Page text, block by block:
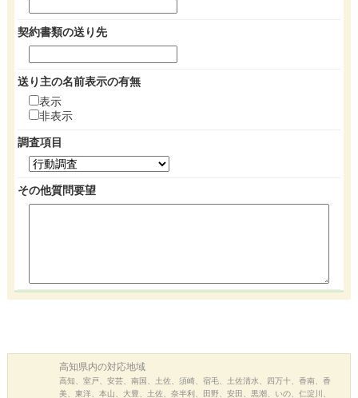
契約書類の送り先
送り主の名前表示の有無
表示
非表示
調査項目
その他質問要望
高知県内の対応地域
高知、室戸、安芸、南国、土佐、須崎、宿毛、土佐清水、四万十、香南、香
美、東洋、本山、大豊、土佐、奈半利、田野、安田、黒潮、いの、仁淀川、